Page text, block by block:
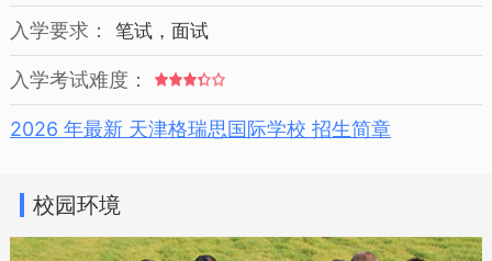
入学要求： 笔试，面试
入学考试难度：
2026 年最新 天津格瑞思国际学校 招生简章
校园环境